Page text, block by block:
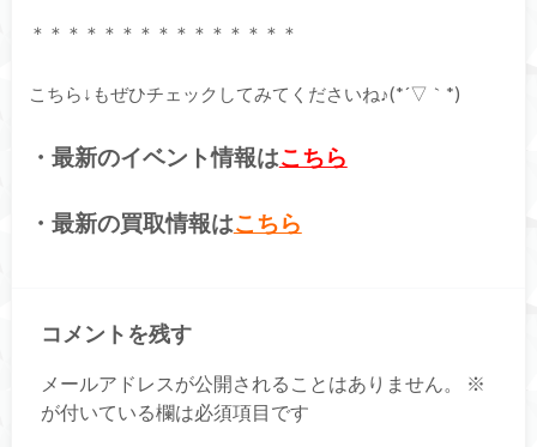
＊＊＊＊＊＊＊＊＊＊＊＊＊＊＊
こちら↓もぜひチェックしてみてくださいね♪(*´▽｀*)
・最新のイベント情報はこちら
・最新の買取情報はこちら
コメントを残す
メールアドレスが公開されることはありません。
※
が付いている欄は必須項目です